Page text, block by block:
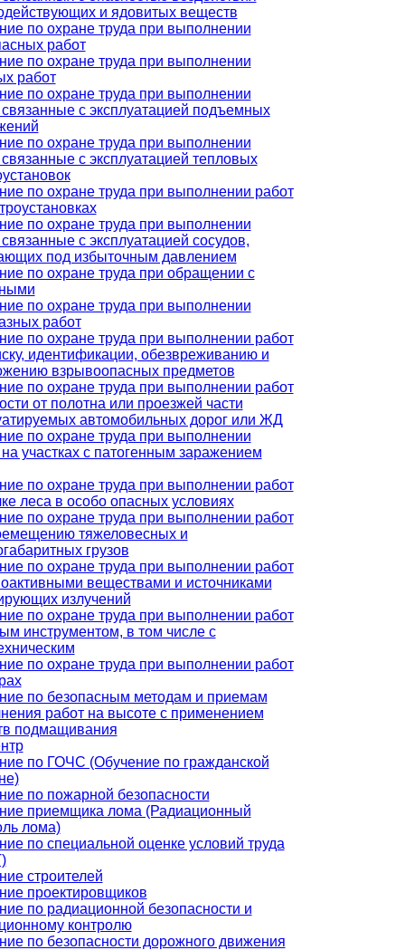
и ядовитых веществ
по охране труда при выполнении
работ
по охране труда при выполнении
работ
по охране труда при выполнении
связанные с эксплуатацией подъемных
по охране труда при выполнении
связанные с эксплуатацией тепловых
по охране труда при выполнении работ
по охране труда при выполнении
с эксплуатацией сосудов,
под избыточным давлением
по охране труда при обращении с
по охране труда при выполнении
работ
по охране труда при выполнении работ
идентификации, обезвреживанию и
взрывоопасных предметов
по охране труда при выполнении работ
от полотна или проезжей части
автомобильных дорог или ЖД
по охране труда при выполнении
на участках с патогенным заражением
по охране труда при выполнении работ
леса в особо опасных условиях
по охране труда при выполнении работ
тяжеловесных и
грузов
по охране труда при выполнении работ
веществами и источниками
излучений
по охране труда при выполнении работ
инструментом, в том числе с
по охране труда при выполнении работ
по безопасным методам и приемам
работ на высоте с применением
подмащивания
по ГОЧС (Обучение по гражданской
по пожарной безопасности
приемщика лома (Радиационный
лома)
по специальной оценке условий труда
строителей
проектировщиков
по радиационной безопасности и
контролю
по безопасности дорожного движения